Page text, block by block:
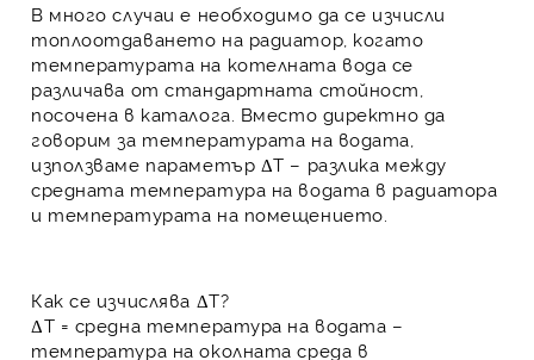
В много случаи е необходимо да се изчисли
топлоотдаването на радиатор, когато
температурата на котелната вода се
различава от стандартната стойност,
посочена в каталога. Вместо директно да
говорим за температурата на водата,
използваме параметър ΔT – разлика между
средната температура на водата в радиатора
и температурата на помещението.
Как се изчислява ΔT?
ΔT = средна температура на водата –
температура на околната среда в